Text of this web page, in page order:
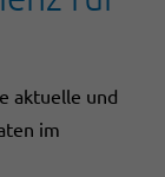
aktuelle und
im